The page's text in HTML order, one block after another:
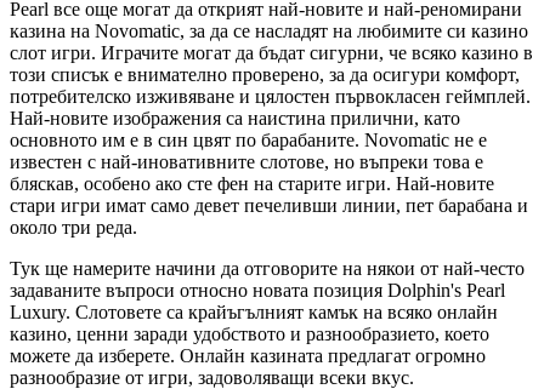
Pearl все още могат да открият най-новите и най-реномирани
казина на Novomatic, за да се насладят на любимите си казино
слот игри. Играчите могат да бъдат сигурни, че всяко казино в
този списък е внимателно проверено, за да осигури комфорт,
потребителско изживяване и цялостен първокласен геймплей.
Най-новите изображения са наистина прилични, като
основното им е в син цвят по барабаните. Novomatic не е
известен с най-иновативните слотове, но въпреки това е
бляскав, особено ако сте фен на старите игри. Най-новите
стари игри имат само девет печеливши линии, пет барабана и
около три реда.
Тук ще намерите начини да отговорите на някои от най-често
задаваните въпроси относно новата позиция Dolphin's Pearl
Luxury. Слотовете са крайъгълният камък на всяко онлайн
казино, ценни заради удобството и разнообразието, което
можете да изберете. Онлайн казината предлагат огромно
разнообразие от игри, задоволяващи всеки вкус.